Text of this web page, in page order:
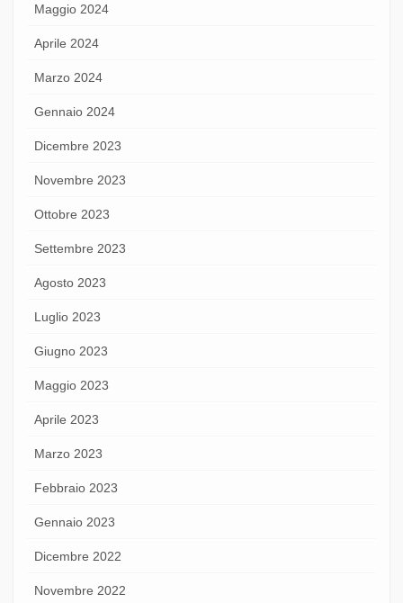
Maggio 2024
Aprile 2024
Marzo 2024
Gennaio 2024
Dicembre 2023
Novembre 2023
Ottobre 2023
Settembre 2023
Agosto 2023
Luglio 2023
Giugno 2023
Maggio 2023
Aprile 2023
Marzo 2023
Febbraio 2023
Gennaio 2023
Dicembre 2022
Novembre 2022